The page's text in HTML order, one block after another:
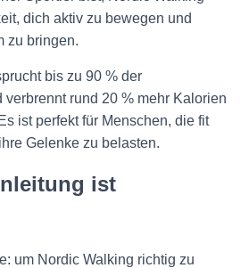
dich aktiv zu bewegen und
zu bringen.
bis zu 90 % der
verbrennt rund 20 % mehr Kalorien
ist perfekt für Menschen, die fit
Gelenke zu belasten.
ist
um Nordic Walking richtig zu